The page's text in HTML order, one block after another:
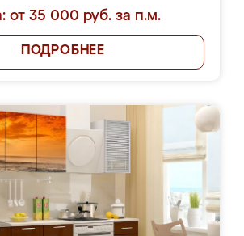
от 35 000 руб. за п.м.
ПОДРОБНЕЕ